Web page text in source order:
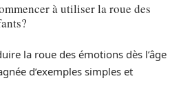
à utiliser la roue des
la roue des émotions dès l’âge
d’exemples simples et